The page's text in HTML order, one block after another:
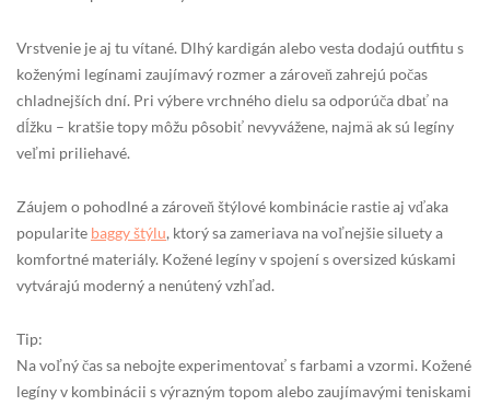
Vrstvenie je aj tu vítané. Dlhý kardigán alebo vesta dodajú outfitu s
koženými legínami zaujímavý rozmer a zároveň zahrejú počas
chladnejších dní. Pri výbere vrchného dielu sa odporúča dbať na
dĺžku – kratšie topy môžu pôsobiť nevyvážene, najmä ak sú legíny
veľmi priliehavé.
Záujem o pohodlné a zároveň štýlové kombinácie rastie aj vďaka
popularite baggy štýlu, ktorý sa zameriava na voľnejšie siluety a
komfortné materiály. Kožené legíny v spojení s oversized kúskami
vytvárajú moderný a nenútený vzhľad.
Tip:
Na voľný čas sa nebojte experimentovať s farbami a vzormi. Kožené
legíny v kombinácii s výrazným topom alebo zaujímavými teniskami